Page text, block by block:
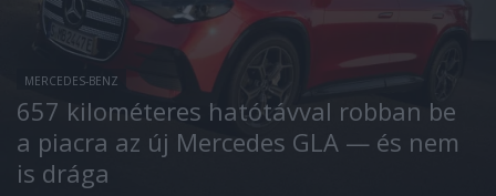
MERCEDES-BENZ
657 kilométeres hatótávval robban be
a piacra az új Mercedes GLA — és nem
is drága